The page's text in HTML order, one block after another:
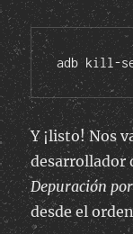
adb kill-
Y ¡listo! Nos
desarrollador
Depuración
desde el